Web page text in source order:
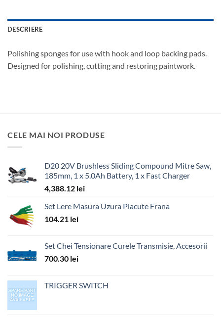
DESCRIERE
Polishing sponges for use with hook and loop backing pads.
Designed for polishing, cutting and restoring paintwork.
CELE MAI NOI PRODUSE
D20 20V Brushless Sliding Compound Mitre Saw,
185mm, 1 x 5.0Ah Battery, 1 x Fast Charger
4,388.12 lei
Set Lere Masura Uzura Placute Frana
104.21 lei
Set Chei Tensionare Curele Transmisie, Accesorii
700.30 lei
TRIGGER SWITCH